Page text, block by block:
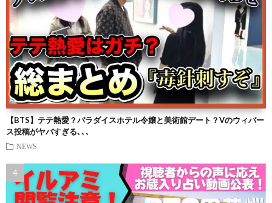
【BTS】テテ熱愛？パラダイスホテル令嬢と美術館デート？Vのウィバー
ス投稿がヤバすぎる､､､
NEWS